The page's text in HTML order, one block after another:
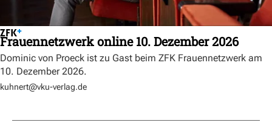
Frauennetzwerk online 10. Dezember 2026
Dominic von Proeck ist zu Gast beim ZFK Frauennetzwerk am
10. Dezember 2026.
kuhnert@vku-verlag.de